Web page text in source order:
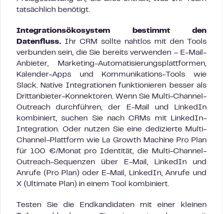
tatsächlich benötigt.
Integrationsökosystem bestimmt den
Datenfluss. Ihr CRM sollte nahtlos mit den Tools
verbunden sein, die Sie bereits verwenden – E-Mail-
Anbieter, Marketing-Automatisierungsplattformen,
Kalender-Apps und Kommunikations-Tools wie
Slack. Native Integrationen funktionieren besser als
Drittanbieter-Konnektoren. Wenn Sie Multi-Channel-
Outreach durchführen, der E-Mail und LinkedIn
kombiniert, suchen Sie nach CRMs mit LinkedIn-
Integration. Oder nutzen Sie eine dedizierte Multi-
Channel-Plattform wie La Growth Machine Pro Plan
für 100 €/Monat pro Identität, die Multi-Channel-
Outreach-Sequenzen über E-Mail, LinkedIn und
Anrufe (Pro Plan) oder E-Mail, LinkedIn, Anrufe und
X (Ultimate Plan) in einem Tool kombiniert.
Testen Sie die Endkandidaten mit einer kleinen